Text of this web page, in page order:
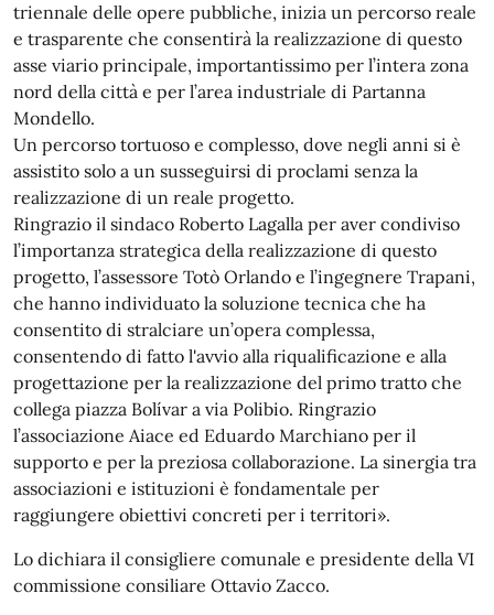
triennale delle opere pubbliche, inizia un percorso reale
e trasparente che consentirà la realizzazione di questo
asse viario principale, importantissimo per l’intera zona
nord della città e per l’area industriale di Partanna
Mondello.
Un percorso tortuoso e complesso, dove negli anni si è
assistito solo a un susseguirsi di proclami senza la
realizzazione di un reale progetto.
Ringrazio il sindaco Roberto Lagalla per aver condiviso
l’importanza strategica della realizzazione di questo
progetto, l’assessore Totò Orlando e l’ingegnere Trapani,
che hanno individuato la soluzione tecnica che ha
consentito di stralciare un’opera complessa,
consentendo di fatto l'avvio alla riqualificazione e alla
progettazione per la realizzazione del primo tratto che
collega piazza Bolívar a via Polibio. Ringrazio
l’associazione Aiace ed Eduardo Marchiano per il
supporto e per la preziosa collaborazione. La sinergia tra
associazioni e istituzioni è fondamentale per
raggiungere obiettivi concreti per i territori».
Lo dichiara il consigliere comunale e presidente della VI
commissione consiliare Ottavio Zacco.